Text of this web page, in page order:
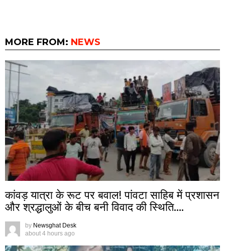
MORE FROM: NEWS
कांवड़ यात्रा के रूट पर बवाल! पांवटा साहिब में प्रशासन
और श्रद्धालुओं के बीच बनी विवाद की स्थिति….
by Newsghat Desk
about 4 hours ago